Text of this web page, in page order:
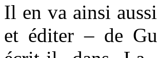
Il en va ainsi
et éditer – de